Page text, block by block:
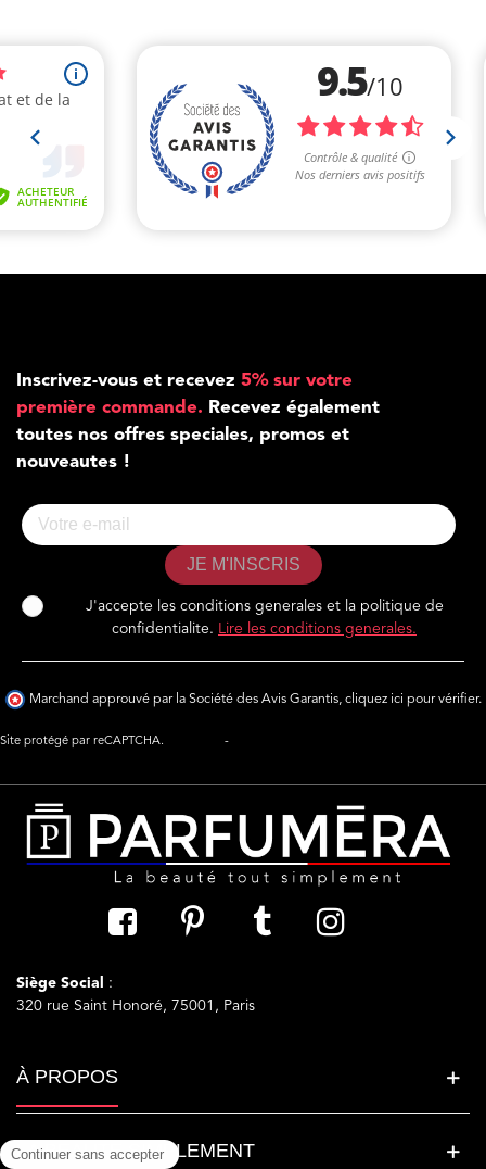
Inscrivez-vous et recevez 5% sur votre
première commande. Recevez également
toutes nos offres speciales, promos et
nouveautes !
JE M'INSCRIS
J'accepte les conditions generales et la politique de
confidentialite.
Lire les conditions generales.
Marchand approuvé par la Société des Avis Garantis, cliquez ici pour vérifier.
Site protégé par reCAPTCHA. -
Siège Social
:
320 rue Saint Honoré, 75001, Paris
À PROPOS
LA BEAUTE SIMPLEMENT